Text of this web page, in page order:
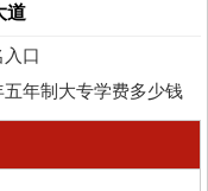
道
口
年制大专学费多少钱